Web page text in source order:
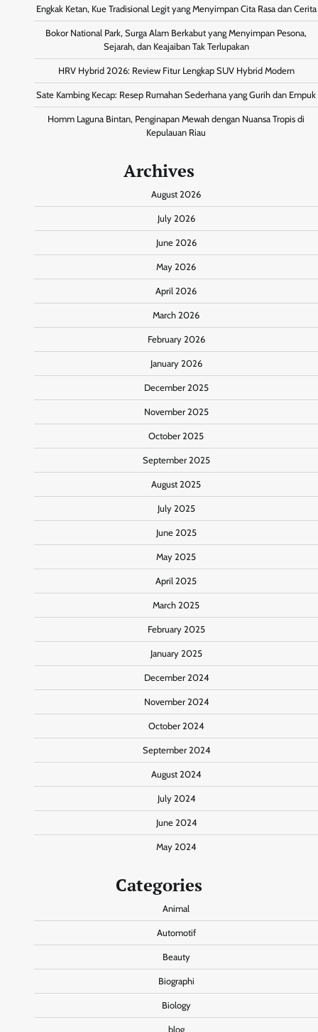
Engkak Ketan, Kue Tradisional Legit yang Menyimpan Cita Rasa dan Cerita
Bokor National Park, Surga Alam Berkabut yang Menyimpan Pesona,
Sejarah, dan Keajaiban Tak Terlupakan
HRV Hybrid 2026: Review Fitur Lengkap SUV Hybrid Modern
Sate Kambing Kecap: Resep Rumahan Sederhana yang Gurih dan Empuk
Homm Laguna Bintan, Penginapan Mewah dengan Nuansa Tropis di
Kepulauan Riau
Archives
August 2026
July 2026
June 2026
May 2026
April 2026
March 2026
February 2026
January 2026
December 2025
November 2025
October 2025
September 2025
August 2025
July 2025
June 2025
May 2025
April 2025
March 2025
February 2025
January 2025
December 2024
November 2024
October 2024
September 2024
August 2024
July 2024
June 2024
May 2024
Categories
Animal
Automotif
Beauty
Biographi
Biology
blog